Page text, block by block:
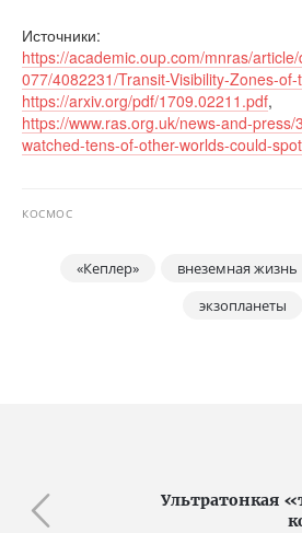
Источники:
https://academic.oup.com/mnras/
077/4082231/Transit-Visibility-Zones-
https://arxiv.org/pdf/1709.02211.pdf,
https://www.ras.org.uk/news-and-
watched-tens-of-other-worlds-could-
КОСМОС
«Кеплер» внеземная жизнь
экзопланеты
Ультратонкая